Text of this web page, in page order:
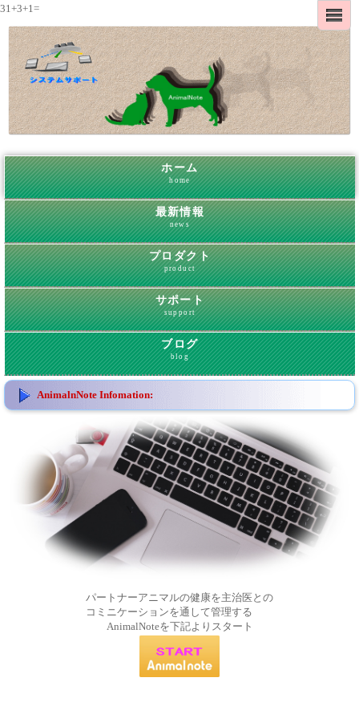
31+3+1=
ホーム
home
最新情報
news
プロダクト
product
サポート
support
ブログ
blog
AnimalnNote Infomation:
パートナーアニマルの健康を主治医との
コミニケーションを通して管理する
AnimalNoteを下記よりスタート